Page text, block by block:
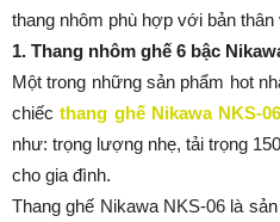
thang nhôm phù hợp với bản thân
1. Thang nhôm ghế 6 bậc
Một trong những sản phẩm hot
chiếcthang ghế Nikawa NKS-06
như: trọng lượng nhẹ, tải trọng
cho gia đình.
Thang ghế Nikawa NKS-06 là